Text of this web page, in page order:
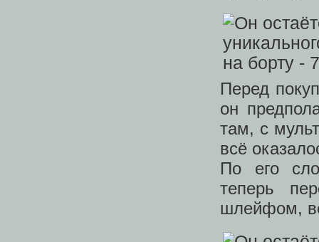
Перед
он
там, с
всё
По его
теперь
шлейфом,